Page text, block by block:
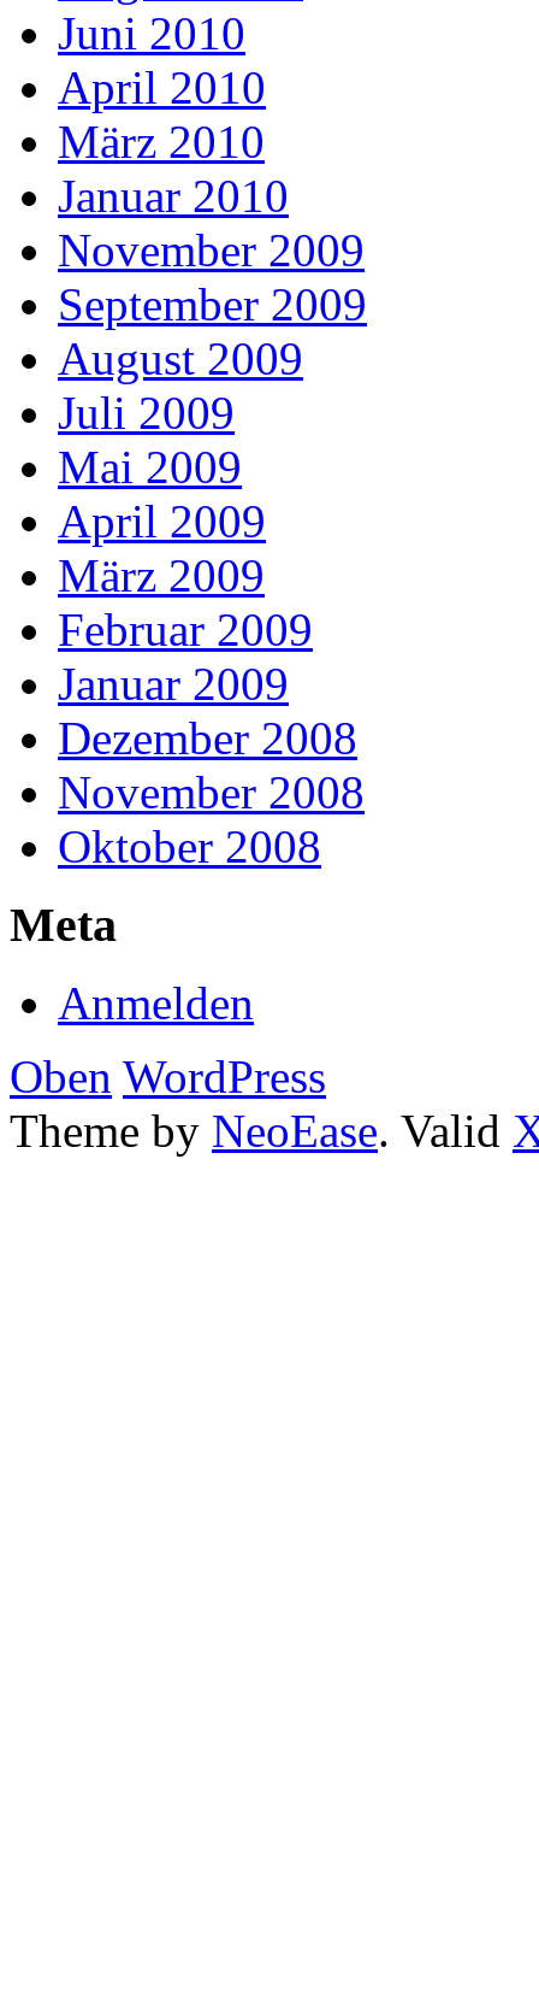
Juni 2010
April 2010
März 2010
Januar 2010
November 2009
September 2009
August 2009
Juli 2009
Mai 2009
April 2009
März 2009
Februar 2009
Januar 2009
Dezember 2008
November 2008
Oktober 2008
Meta
Anmelden
Oben WordPress
Theme by NeoEase. Valid